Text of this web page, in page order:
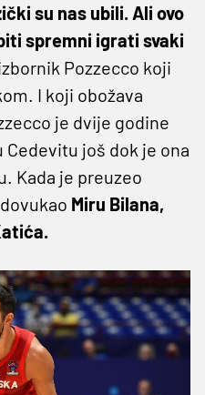
su nas ubili. Ali ovo
spremni igrati svaki
Pozzecco koji
I koji obožava
je dvije godine
Cedevitu još dok je ona
Kada je preuzeo
Miru Bilana,